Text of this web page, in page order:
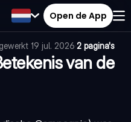
Open de App
19 jul. 2026·2 pagina's
van de